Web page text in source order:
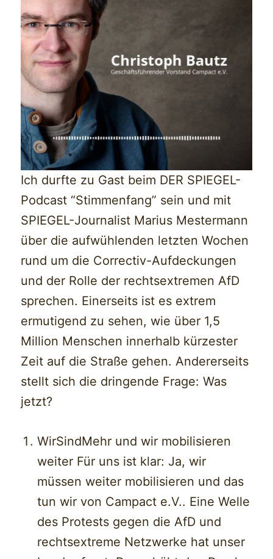
Ich durfte zu Gast beim DER SPIEGEL-
Podcast “Stimmenfang” sein und mit
SPIEGEL-Journalist Marius Mestermann
über die aufwühlenden letzten Wochen
rund um die Correctiv-Aufdeckungen
und der Rolle der rechtsextremen AfD
sprechen. Einerseits ist es extrem
ermutigend zu sehen, wie über 1,5
Million Menschen innerhalb kürzester
Zeit auf die Straße gehen. Andererseits
stellt sich die dringende Frage: Was
jetzt?
WirSindMehr und wir mobilisieren
weiter Für uns ist klar: Ja, wir
müssen weiter mobilisieren und das
tun wir von Campact e.V.. Eine Welle
des Protests gegen die AfD und
rechtsextreme Netzwerke hat unser